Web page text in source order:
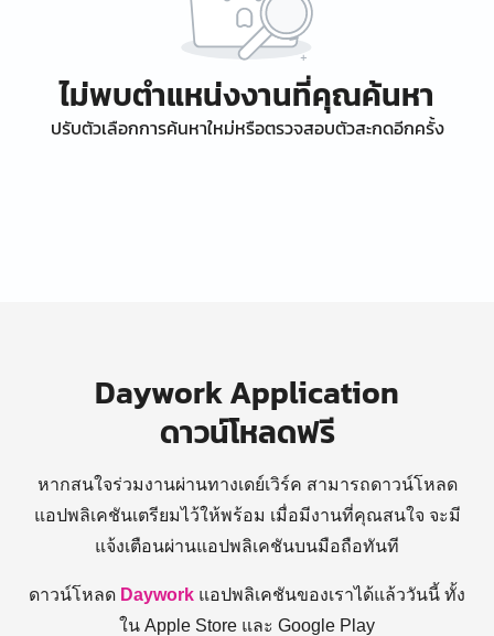
ไม่พบตำแหน่งงานที่คุณค้นหา
ปรับตัวเลือกการค้นหาใหม่หรือตรวจสอบตัวสะกดอีกครั้ง
Daywork Application
ดาวน์โหลดฟรี
หากสนใจร่วมงานผ่านทางเดย์เวิร์ค สามารถดาวน์โหลด
แอปพลิเคชันเตรียมไว้ให้พร้อม เมื่อมีงานที่คุณสนใจ จะมี
แจ้งเตือนผ่านแอปพลิเคชันบนมือถือทันที
ดาวน์โหลด Daywork แอปพลิเคชันของเราได้แล้ววันนี้ ทั้ง
ใน Apple Store และ Google Play